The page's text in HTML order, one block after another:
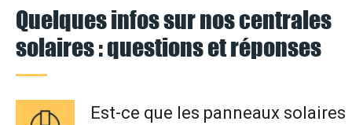
Quelques infos sur nos centrales
solaires : questions et réponses
Est-ce que les panneaux solaires